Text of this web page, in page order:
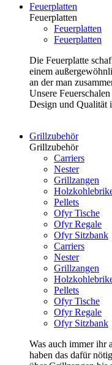
Feuerplatten
Feuerplatten
Feuerplatten
Feuerplatten
Die Feuerplatte
einem
an der man
Unsere
Design und Qualität
Grillzubehör
Grillzubehör
Carriers
Nester
Grillzangen
Pellets
Ofyr Tische
Ofyr Regale
Ofyr Sitzbank
Carriers
Nester
Grillzangen
Pellets
Ofyr Tische
Ofyr Regale
Ofyr Sitzbank
Was auch immer ihr
haben das dafür